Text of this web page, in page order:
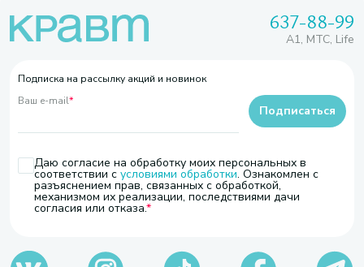
637-88-99
A1, МТС, Life
Подписка на рассылку акций и новинок
Ваш e-mail*
Даю согласие на обработку моих персональных в
соответствии с условиями обработки. Ознакомлен с
разъяснением прав, связанных с обработкой,
механизмом их реализации, последствиями дачи
согласия или отказа.
Подписаться